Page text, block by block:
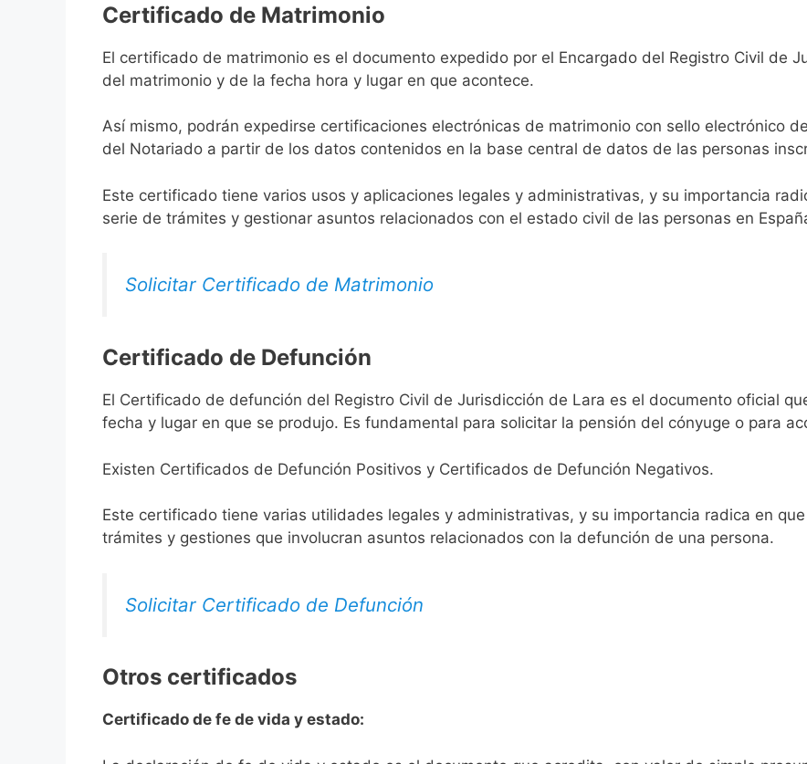
Certificado de Matrimonio
El certificado de matrimonio es el documento expedido por el Encargado del Registro Civil de
del matrimonio y de la fecha hora y lugar en que acontece.
Así mismo, podrán expedirse certificaciones electrónicas de matrimonio con sello electrónico
del Notariado a partir de los datos contenidos en la base central de datos de las personas
Este certificado tiene varios usos y aplicaciones legales y administrativas, y su importancia
serie de trámites y gestionar asuntos relacionados con el estado civil de las personas en
Solicitar Certificado de Matrimonio
Certificado de Defunción
El Certificado de defunción del Registro Civil de Jurisdicción de Lara es el documento oficial
fecha y lugar en que se produjo. Es fundamental para solicitar la pensión del cónyuge o para
Existen Certificados de Defunción Positivos y Certificados de Defunción Negativos.
Este certificado tiene varias utilidades legales y administrativas, y su importancia radica en
trámites y gestiones que involucran asuntos relacionados con la defunción de una persona.
Solicitar Certificado de Defunción
Otros certificados
Certificado de fe de vida y estado: